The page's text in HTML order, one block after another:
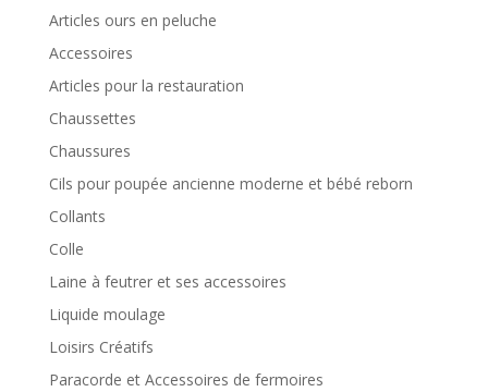
Articles ours en peluche
Accessoires
Articles pour la restauration
Chaussettes
Chaussures
Cils pour poupée ancienne moderne et bébé reborn
Collants
Colle
Laine à feutrer et ses accessoires
Liquide moulage
Loisirs Créatifs
Paracorde et Accessoires de fermoires